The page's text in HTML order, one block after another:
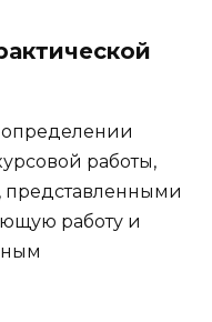
определении
работы,
представленными
работу и